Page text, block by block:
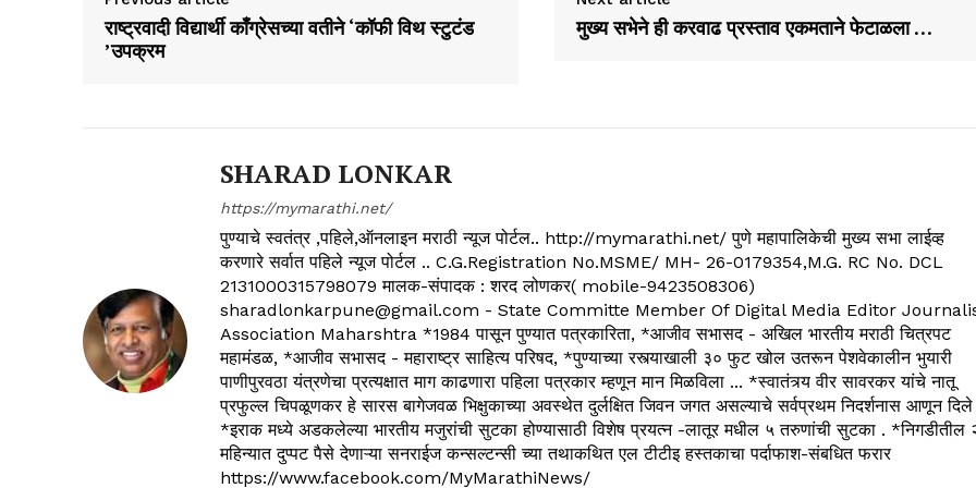
राष्ट्रवादी विद्यार्थी काँग्रेसच्या वतीने ‘कॉफी विथ स्टुटंड
’उपक्रम
मुख्य सभेने ही करवाढ प्रस्ताव एकमताने फेटाळला …
SHARAD LONKAR
https://mymarathi.net/
पुण्याचे स्वतंत्र ,पहिले,ऑनलाइन मराठी न्यूज पोर्टल.. http://mymarathi.net/ पुणे महापालिकेची मुख्य सभा लाईव्ह
करणारे सर्वात पहिले न्यूज पोर्टल .. C.G.Registration No.MSME/ MH- 26-0179354,M.G. RC No. DCL
2131000315798079 मालक-संपादक : शरद लोणकर( mobile-9423508306)
sharadlonkarpune@gmail.com - State Committe Member Of Digital Media Editor
Association Maharshtra *1984 पासून पुण्यात पत्रकारिता, *आजीव सभासद - अखिल भारतीय मराठी चित्रपट
महामंडळ, *आजीव सभासद - महाराष्ट्र साहित्य परिषद, *पुण्याच्या रस्त्याखाली ३० फुट खोल उतरून पेशवेकालीन भुयारी
पाणीपुरवठा यंत्रणेचा प्रत्यक्षात माग काढणारा पहिला पत्रकार म्हणून मान मिळविला ... *स्वातंत्र्य वीर सावरकर यांचे नातू
प्रफुल्ल चिपळूणकर हे सारस बागेजवळ भिक्षुकाच्या अवस्थेत दुर्लक्षित जिवन जगत असल्याचे सर्वप्रथम निदर्शनास आणून दिले
*इराक मध्ये अडकलेल्या भारतीय मजुरांची सुटका होण्यासाठी विशेष प्रयत्न -लातूर मधील ५ तरुणांची सुटका . *निगडीतील
महिन्यात दुप्पट पैसे देणाऱ्या सनराईज कन्सल्टन्सी च्या तथाकथित एल टीटीइ हस्तकाचा पर्दाफाश-संबधित फरार
https://www.facebook.com/MyMarathiNews/